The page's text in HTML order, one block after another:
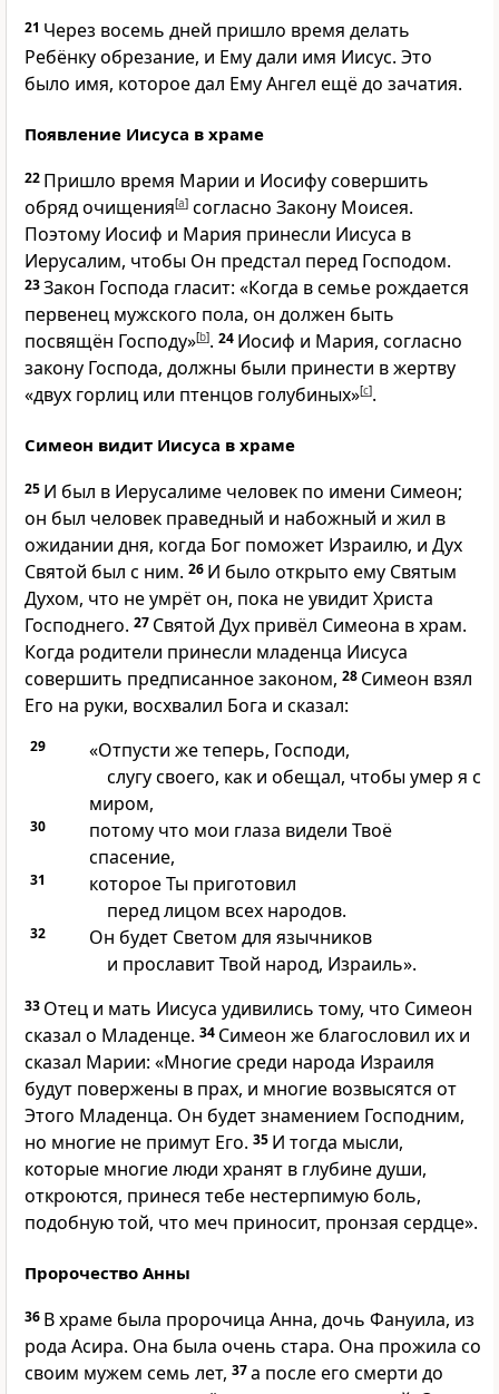
21 Через восемь дней пришло время делать
Ребёнку обрезание, и Ему дали имя Иисус. Это
было имя, которое дал Ему Ангел ещё до зачатия.
Появление Иисуса в храме
22 Пришло время Марии и Иосифу совершить
обряд очищения[a] согласно Закону Моисея.
Поэтому Иосиф и Мария принесли Иисуса в
Иерусалим, чтобы Он предстал перед Господом.
23Закон Господа гласит: «Когда в семье рождается
первенец мужского пола, он должен быть
посвящён Господу»[b]. 24 Иосиф и Мария, согласно
закону Господа, должны были принести в жертву
«двух горлиц или птенцов голубиных»[c].
Симеон видит Иисуса в храме
25 И был в Иерусалиме человек по имени Симеон;
он был человек праведный и набожный и жил в
ожидании дня, когда Бог поможет Израилю, и Дух
Святой был с ним. 26 И было открыто ему Святым
Духом, что не умрёт он, пока не увидит Христа
Господнего. 27 Святой Дух привёл Симеона в храм.
Когда родители принесли младенца Иисуса
совершить предписанное законом, 28 Симеон взял
Его на руки, восхвалил Бога и сказал:
29
«Отпусти же теперь, Господи,
слугу своего, как и обещал, чтобы умер я с
миром,
30
потому что мои глаза видели Твоё
спасение,
31
которое Ты приготовил
перед лицом всех народов.
32
Он будет Светом для язычников
и прославит Твой народ, Израиль».
33 Отец и мать Иисуса удивились тому, что Симеон
сказал о Младенце. 34 Симеон же благословил их и
сказал Марии: «Многие среди народа Израиля
будут повержены в прах, и многие возвысятся от
Этого Младенца. Он будет знамением Господним,
но многие не примут Его. 35 И тогда мысли,
которые многие люди хранят в глубине души,
откроются, принеся тебе нестерпимую боль,
подобную той, что меч приносит, пронзая сердце».
Пророчество Анны
36 В храме была пророчица Анна, дочь Фануила, из
рода Асира. Она была очень стара. Она прожила со
своим мужем семь лет, 37а после его смерти до